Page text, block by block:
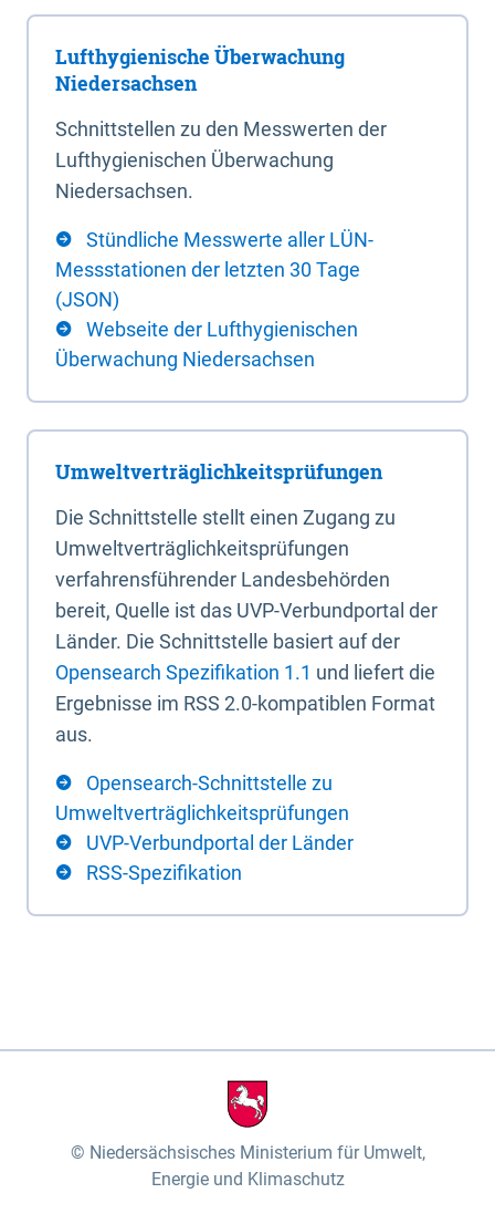
Lufthygienische Überwachung
Niedersachsen
Schnittstellen zu den Messwerten der
Lufthygienischen Überwachung
Niedersachsen.
Stündliche Messwerte aller LÜN-
Messstationen der letzten 30 Tage
(JSON)
Webseite der Lufthygienischen
Überwachung Niedersachsen
Umweltverträglichkeitsprüfungen
Die Schnittstelle stellt einen Zugang zu
Umweltverträglichkeitsprüfungen
verfahrensführender Landesbehörden
bereit, Quelle ist das UVP-Verbundportal der
Länder. Die Schnittstelle basiert auf der
Opensearch Spezifikation 1.1 und liefert die
Ergebnisse im RSS 2.0-kompatiblen Format
aus.
Opensearch-Schnittstelle zu
Umweltverträglichkeitsprüfungen
UVP-Verbundportal der Länder
RSS-Spezifikation
Niedersächsisches Ministerium für Umwelt,
Energie und Klimaschutz